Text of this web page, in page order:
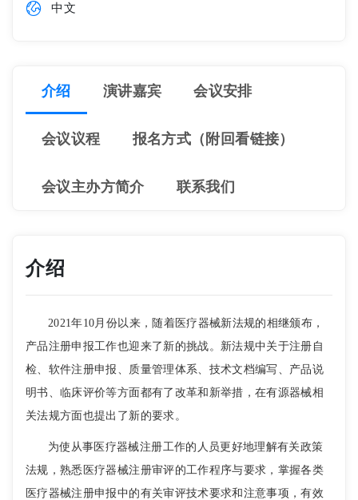
中文
介绍 演讲嘉宾 会议安排
会议议程 报名方式（附回看链接）
会议主办方简介 联系我们
介绍
2021年10月份以来，随着医疗器械新法规的相继颁布，
产品注册申报工作也迎来了新的挑战。新法规中关于注册自
检、软件注册申报、质量管理体系、技术文档编写、产品说
明书、临床评价等方面都有了改革和新举措，在有源器械相
关法规方面也提出了新的要求。
为使从事医疗器械注册工作的人员更好地理解有关政策
法规，熟悉医疗器械注册审评的工作程序与要求，掌握各类
医疗器械注册申报中的有关审评技术要求和注意事项，有效